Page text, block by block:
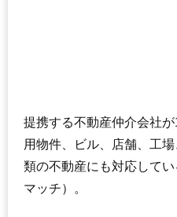
提携する不動産仲介会社
用物件、ビル、店舗、工
類の不動産にも対応して
マッチ）。